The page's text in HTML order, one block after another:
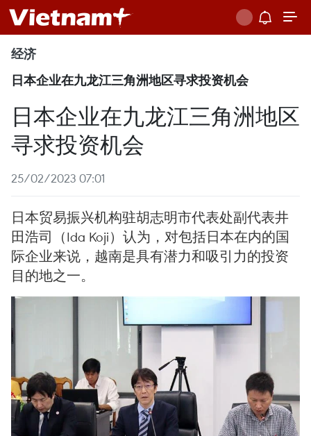
经济
日本企业在九龙江三角洲地区寻求投资机会
日本企业在九龙江三角洲地区
寻求投资机会
25/02/2023 07:01
日本贸易振兴机构驻胡志明市代表处副代表井
田浩司（Ida Koji）认为，对包括日本在内的国
际企业来说，越南是具有潜力和吸引力的投资
目的地之一。